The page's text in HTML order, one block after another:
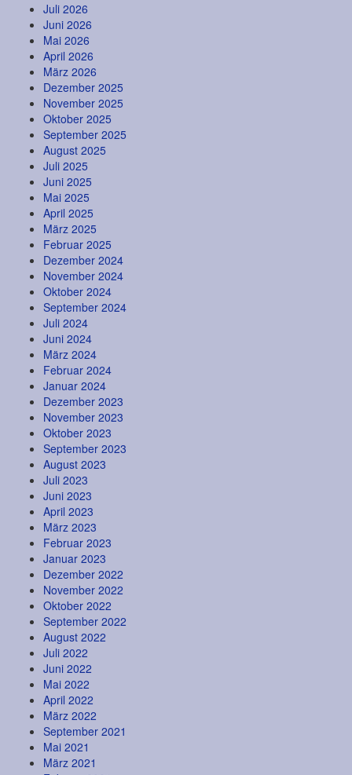
Juli 2026
Juni 2026
Mai 2026
April 2026
März 2026
Dezember 2025
November 2025
Oktober 2025
September 2025
August 2025
Juli 2025
Juni 2025
Mai 2025
April 2025
März 2025
Februar 2025
Dezember 2024
November 2024
Oktober 2024
September 2024
Juli 2024
Juni 2024
März 2024
Februar 2024
Januar 2024
Dezember 2023
November 2023
Oktober 2023
September 2023
August 2023
Juli 2023
Juni 2023
April 2023
März 2023
Februar 2023
Januar 2023
Dezember 2022
November 2022
Oktober 2022
September 2022
August 2022
Juli 2022
Juni 2022
Mai 2022
April 2022
März 2022
September 2021
Mai 2021
März 2021